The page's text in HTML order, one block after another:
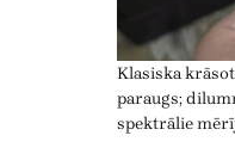
Klasiska
paraugs;
spektrālie